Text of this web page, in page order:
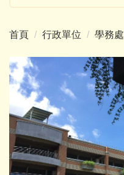
首頁 行政單位 學務處